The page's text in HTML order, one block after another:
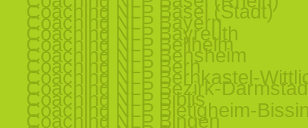
Coaching NLP Basel (Stadt)
Coaching NLP Bayern
Coaching NLP Bayreuth
Coaching NLP Bellheim
Coaching NLP Bensheim
Coaching NLP Bern
Coaching NLP Bernkastel-
Coaching NLP Bezirk-
Coaching NLP Biblis
Coaching NLP Bietigheim-
Coaching NLP Bingen